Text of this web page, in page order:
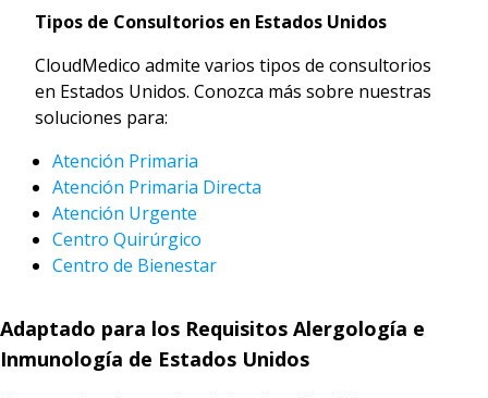
Tipos de Consultorios en Estados Unidos
CloudMedico admite varios tipos de consultorios
en Estados Unidos. Conozca más sobre nuestras
soluciones para:
Atención Primaria
Atención Primaria Directa
Atención Urgente
Centro Quirúrgico
Centro de Bienestar
Adaptado para los Requisitos Alergología e
Inmunología de Estados Unidos